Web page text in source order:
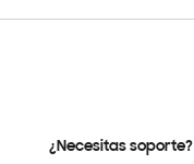
¿Necesitas soporte?